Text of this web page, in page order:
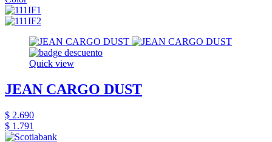
Quick view
JEAN CARGO DUST
$ 2.690
$ 1.791